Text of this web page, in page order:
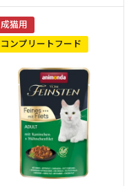
成猫用
コンプリートフード